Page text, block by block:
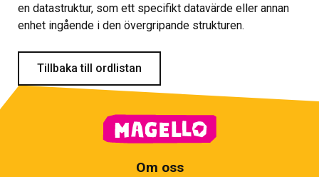
en datastruktur, som ett specifikt datavärde eller annan
enhet ingående i den övergripande strukturen.
Tillbaka till ordlistan
Om oss